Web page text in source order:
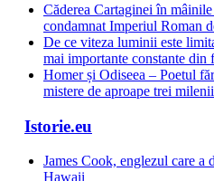
Căderea Cartaginei în
condamnat Imperiul Roman
De ce viteza luminii este
mai importante constante din
Homer și Odiseea – Poetul
mistere de aproape trei milenii
Istorie.eu
James Cook, englezul care a
Hawaii